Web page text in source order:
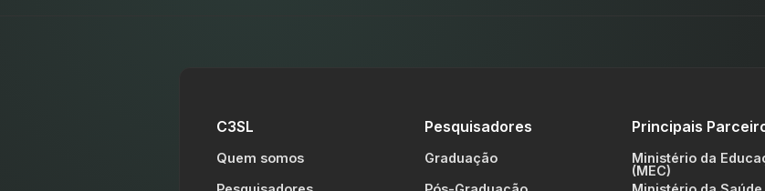
C3SL
Quem somos
Pesquisadores
Graduação
Principais
Ministério da
(MEC)